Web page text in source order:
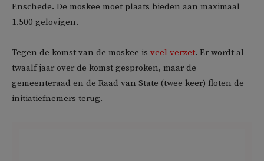
Enschede. De moskee moet plaats bieden aan maximaal
1.500 gelovigen.
Tegen de komst van de moskee is veel verzet. Er wordt al
twaalf jaar over de komst gesproken, maar de
gemeenteraad en de Raad van State (twee keer) floten de
initiatiefnemers terug.